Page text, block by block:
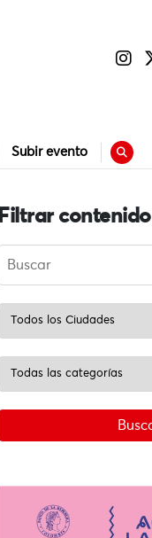
Subir evento
Filtrar contenido